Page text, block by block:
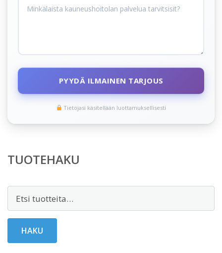
PYYDÄ ILMAINEN TARJOUS
Tietojasi käsitellään luottamuksellisesti
TUOTEHAKU
HAKU